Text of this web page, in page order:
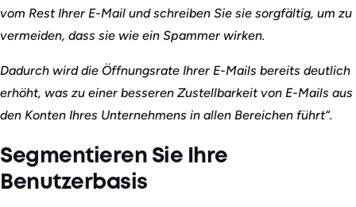
vom Rest Ihrer E-Mail und schreiben Sie sie sorgfältig, um zu
vermeiden, dass sie wie ein Spammer wirken.
Dadurch wird die Öffnungsrate Ihrer E-Mails bereits deutlich
erhöht, was zu einer besseren Zustellbarkeit von E-Mails aus
den Konten Ihres Unternehmens in allen Bereichen führt“.
Segmentieren Sie Ihre
Benutzerbasis